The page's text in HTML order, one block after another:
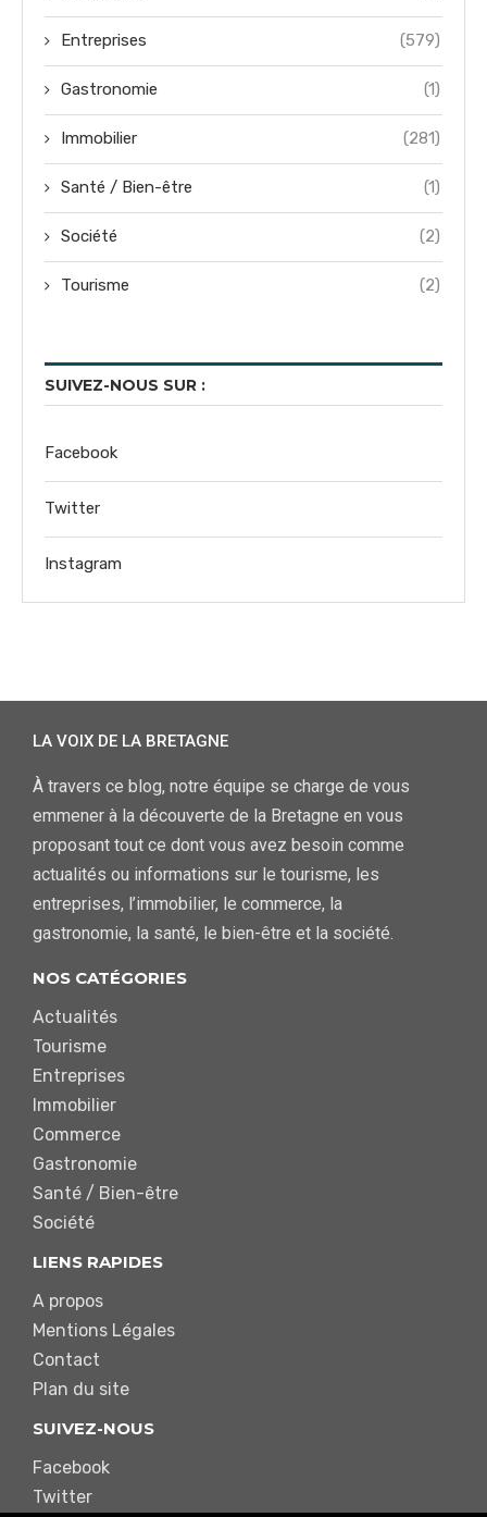
Entreprises (579)
Gastronomie (1)
Immobilier (281)
Santé / Bien-être (1)
Société (2)
Tourisme (2)
SUIVEZ-NOUS SUR :
Facebook
Twitter
Instagram
LA VOIX DE LA BRETAGNE
À travers ce blog, notre équipe se charge de vous
emmener à la découverte de la Bretagne en vous
proposant tout ce dont vous avez besoin comme
actualités ou informations sur le tourisme, les
entreprises, l’immobilier, le commerce, la
gastronomie, la santé, le bien-être et la société.
NOS CATÉGORIES
Actualités
Tourisme
Entreprises
Immobilier
Commerce
Gastronomie
Santé / Bien-être
Société
LIENS RAPIDES
A propos
Mentions Légales
Contact
Plan du site
SUIVEZ-NOUS
Facebook
Twitter